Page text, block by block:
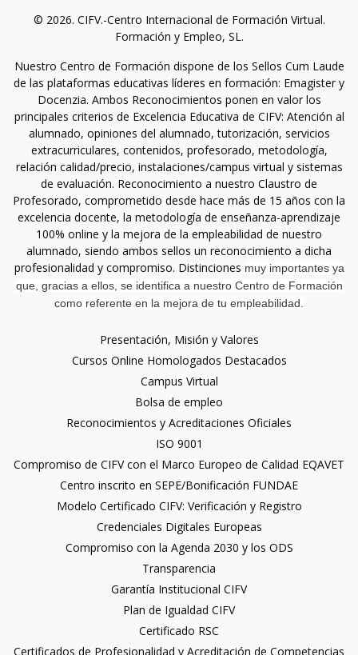
© 2026. CIFV.-Centro Internacional de Formación Virtual.
Formación y Empleo, SL.
Nuestro Centro de Formación dispone de los Sellos Cum Laude
de las plataformas educativas líderes en formación: Emagister y
Docenzia. Ambos Reconocimientos ponen en valor los
principales criterios de Excelencia Educativa de CIFV: Atención al
alumnado, opiniones del alumnado, tutorización, servicios
extracurriculares, contenidos, profesorado, metodología,
relación calidad/precio, instalaciones/campus virtual y sistemas
de evaluación. Reconocimiento a nuestro Claustro de
Profesorado, comprometido desde hace más de 15 años con la
excelencia docente, la metodología de enseñanza-aprendizaje
100% online y la mejora de la empleabilidad de nuestro
alumnado, siendo ambos sellos un reconocimiento a dicha
profesionalidad y compromiso. Distinciones muy importantes ya
que, gracias a ellos, se identifica a nuestro Centro de Formación
como referente en la mejora de tu empleabilidad.
Presentación, Misión y Valores
Cursos Online Homologados Destacados
Campus Virtual
Bolsa de empleo
Reconocimientos y Acreditaciones Oficiales
ISO 9001
Compromiso de CIFV con el Marco Europeo de Calidad EQAVET
Centro inscrito en SEPE/Bonificación FUNDAE
Modelo Certificado CIFV: Verificación y Registro
Credenciales Digitales Europeas
Compromiso con la Agenda 2030 y los ODS
Transparencia
Garantía Institucional CIFV
Plan de Igualdad CIFV
Certificado RSC
Certificados de Profesionalidad y Acreditación de Competencias